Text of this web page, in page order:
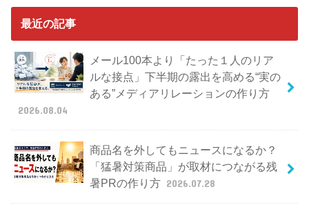
最近の記事
メール100本より「たった１人のリア
ルな接点」下半期の露出を高める“実の
ある”メディアリレーションの作り方
2026.08.04
商品名を外してもニュースになるか？
「猛暑対策商品」が取材につながる残
暑PRの作り方 2026.07.28